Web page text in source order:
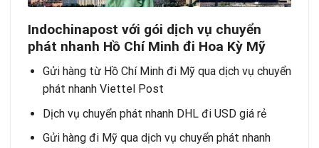
Indochinapost với gói dịch vụ chuyển
phát nhanh Hồ Chí Minh đi Hoa Kỳ Mỹ
Gửi hàng từ Hồ Chí Minh đi Mỹ qua dịch vụ chuyển
phát nhanh Viettel Post
Dịch vụ chuyển phát nhanh DHL đi USD giá rẻ
Gửi hàng đi Mỹ qua dịch vụ chuyển phát nhanh